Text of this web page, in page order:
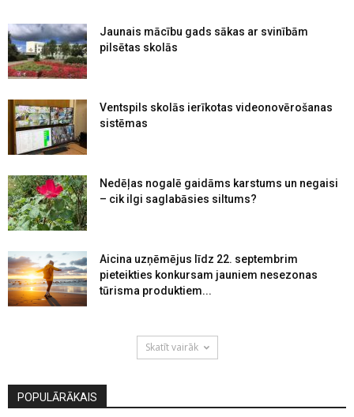
Jaunais mācību gads sākas ar svinībām
pilsētas skolās
Ventspils skolās ierīkotas videonovērošanas
sistēmas
Nedēļas nogalē gaidāms karstums un negaisi
– cik ilgi saglabāsies siltums?
Aicina uzņēmējus līdz 22. septembrim
pieteikties konkursam jauniem nesezonas
tūrisma produktiem...
Skatīt vairāk
POPULĀRĀKAIS